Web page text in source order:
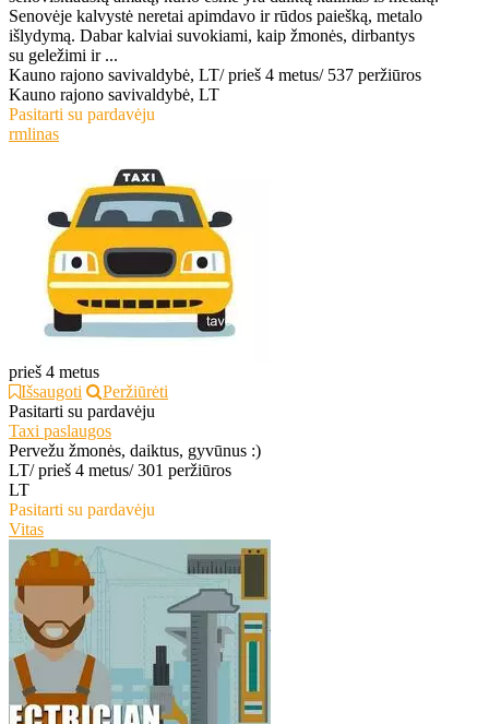
Senovėje kalvystė neretai apimdavo ir rūdos paiešką, metalo
išlydymą. Dabar kalviai suvokiami, kaip žmonės, dirbantys
su geležimi ir ...
Kauno rajono savivaldybė, LT/ prieš 4 metus/ 537 peržiūros
Kauno rajono savivaldybė, LT
Pasitarti su pardavėju
rmlinas
prieš 4 metus
Išsaugoti
Peržiūrėti
Pasitarti su pardavėju
Taxi paslaugos
Pervežu žmonės, daiktus, gyvūnus :)
LT/ prieš 4 metus/ 301 peržiūros
LT
Pasitarti su pardavėju
Vitas